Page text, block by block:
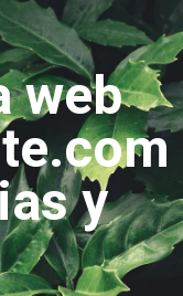
web
y